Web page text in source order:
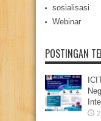
sosialisasi
Webinar
POSTINGAN